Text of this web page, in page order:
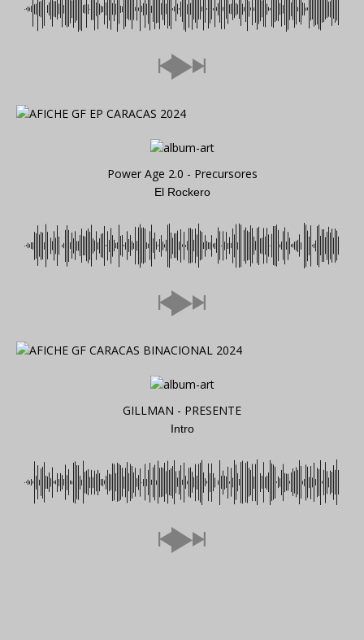
Power Age 2.0 - Precursores
El Rockero
GILLMAN - PRESENTE
Intro